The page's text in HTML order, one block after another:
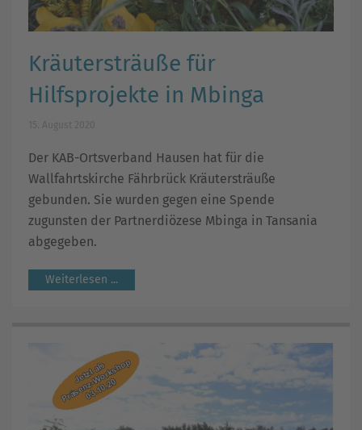
Kräutersträuße für
Hilfsprojekte in Mbinga
Der KAB-Ortsverband Hausen hat für die
Wallfahrtskirche Fährbrück Kräutersträuße
gebunden. Sie wurden gegen eine Spende
zugunsten der Partnerdiözese Mbinga in Tansania
abgegeben.
Weiterlesen ...